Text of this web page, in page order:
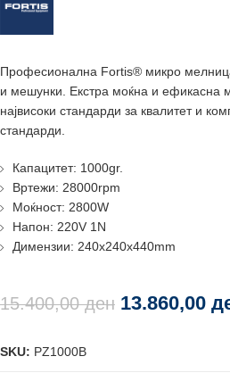
Професионалнa Fortis® микро
и мешунки. Екстра моќнa и ефикаснa
највисоки стандарди за квалитет и
стандарди.
Капацитет: 1000gr.
Вртежи: 28000rpm
Моќност: 2800W
Напон: 220V 1N
Димензии: 240x240x440mm
15.400,00ден 13.860,00
SKU: PZ1000B